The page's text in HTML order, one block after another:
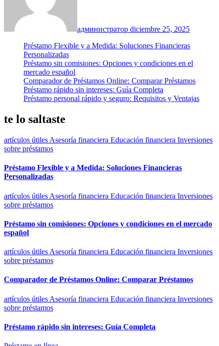
администратор diciembre 25, 2025
Préstamo Flexible y a Medida: Soluciones Financieras
Personalizadas
Préstamo sin comisiones: Opciones y condiciones en el
mercado español
Comparador de Préstamos Online: Comparar Préstamos
Préstamo rápido sin intereses: Guía Completa
Préstamo personal rápido y seguro: Requisitos y Ventajas
te lo saltaste
artículos útiles Asesoría financiera Educación financiera Inversiones
sobre préstamos
Préstamo Flexible y a Medida: Soluciones Financieras
Personalizadas
artículos útiles Asesoría financiera Educación financiera Inversiones
sobre préstamos
Préstamo sin comisiones: Opciones y condiciones en el mercado
español
artículos útiles Asesoría financiera Educación financiera Inversiones
sobre préstamos
Comparador de Préstamos Online: Comparar Préstamos
artículos útiles Asesoría financiera Educación financiera Inversiones
sobre préstamos
Préstamo rápido sin intereses: Guía Completa